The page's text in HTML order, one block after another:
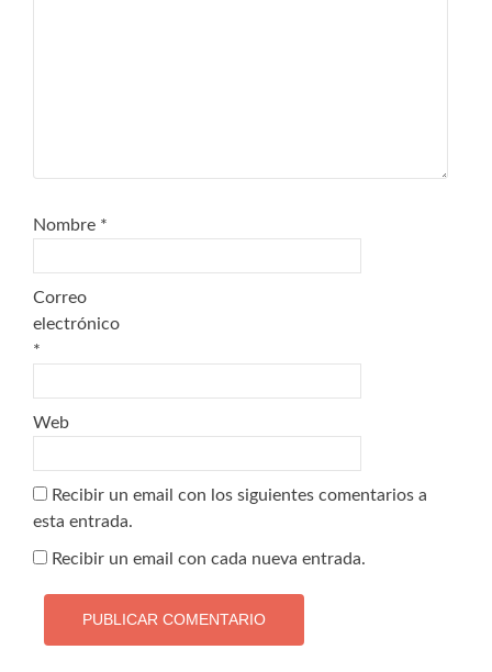
Nombre *
Correo
electrónico
*
Web
Recibir un email con los siguientes comentarios a
esta entrada.
Recibir un email con cada nueva entrada.